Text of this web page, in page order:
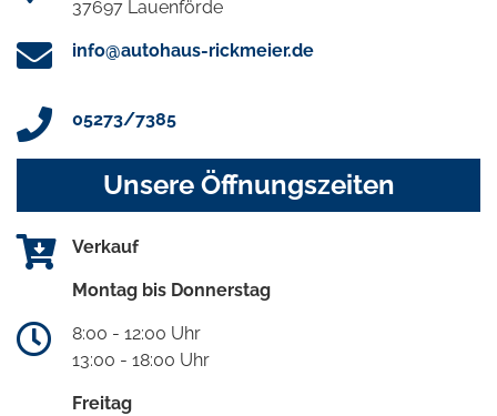
37697 Lauenförde
info@autohaus-rickmeier.de
05273/7385
Unsere Öffnungszeiten
Verkauf
Montag bis Donnerstag
8:00 - 12:00 Uhr
13:00 - 18:00 Uhr
Freitag